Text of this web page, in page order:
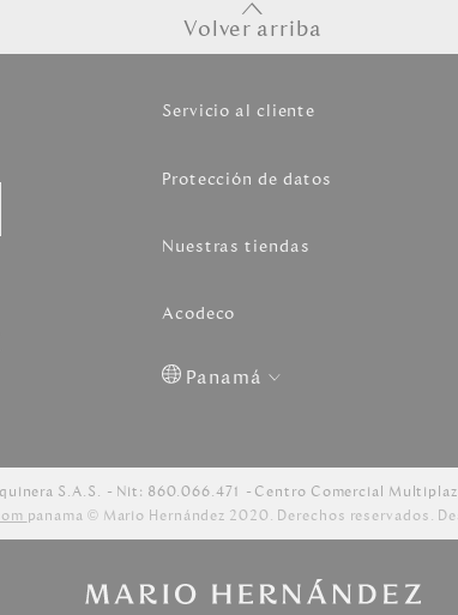
Volver arriba
Servicio al cliente
Protección de datos
Nuestras tiendas
Acodeco
Panamá
S.A.S. Nit: 860.066.471
Centro Comercial
panama © Mario Hernández 2020. Derechos reservados.